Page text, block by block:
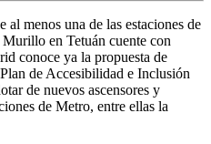
al menos una de las estaciones de
en Tetuán cuente con
conoce ya la propuesta de
de Accesibilidad e Inclusión
de nuevos ascensores y
de Metro, entre ellas la